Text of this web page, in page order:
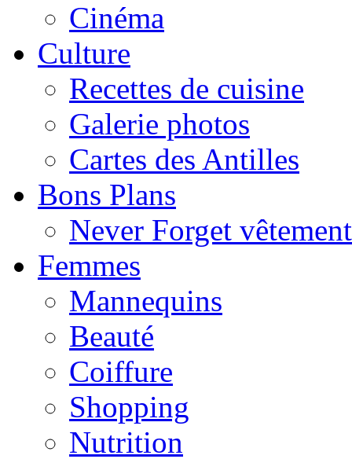
Cinéma
Culture
Recettes de cuisine
Galerie photos
Cartes des Antilles
Bons Plans
Never Forget
Femmes
Mannequins
Beauté
Coiffure
Shopping
Nutrition